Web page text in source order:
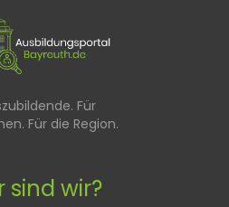
Für
Für die Region.
sind wir?